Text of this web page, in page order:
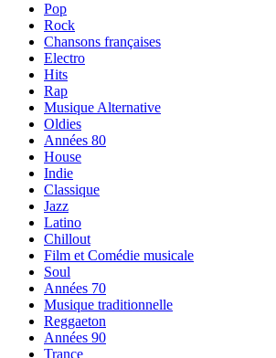
Pop
Rock
Chansons françaises
Electro
Hits
Rap
Musique Alternative
Oldies
Années 80
House
Indie
Classique
Jazz
Latino
Chillout
Film et Comédie musicale
Soul
Années 70
Musique traditionnelle
Reggaeton
Années 90
Trance